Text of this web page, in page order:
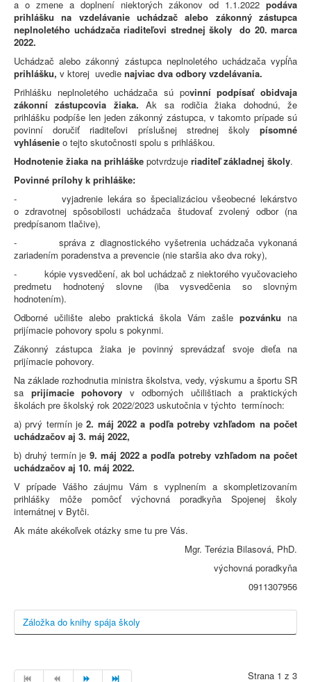
a o zmene a doplnení niektorých zákonov od 1.1.2022 podáva
prihlášku na vzdelávanie uchádzač alebo zákonný zástupca
neplnoletého uchádzača riaditeľovi strednej školy do 20. marca
2022.
Uchádzač alebo zákonný zástupca neplnoletého uchádzača vypĺňa
prihlášku, v ktorej uvedie najviac dva odbory vzdelávania.
Prihlášku neplnoletého uchádzača sú povinní podpísať obidvaja
zákonní zástupcovia žiaka.Ak sa rodičia žiaka dohodnú, že
prihlášku podpíše len jeden zákonný zástupca, v takomto prípade sú
povinní doručiť riaditeľovi príslušnej strednej školy písomné
vyhlásenie o tejto skutočnosti spolu s prihláškou.
Hodnotenie žiaka na prihláške potvrdzuje riaditeľ základnej školy.
Povinné prílohy k prihláške:
- vyjadrenie lekára so špecializáciou všeobecné lekárstvo
o zdravotnej spôsobilosti uchádzača študovať zvolený odbor (na
predpísanom tlačive),
- správa z diagnostického vyšetrenia uchádzača vykonaná
zariadením poradenstva a prevencie (nie staršia ako dva roky),
- kópie vysvedčení, ak bol uchádzač z niektorého vyučovacieho
predmetu hodnotený slovne (iba vysvedčenia so slovným
hodnotením).
Odborné učilište alebo praktická škola Vám zašle pozvánku na
prijímacie pohovory spolu s pokynmi.
Zákonný zástupca žiaka je povinný sprevádzať svoje dieťa na
prijímacie pohovory.
Na základe rozhodnutia ministra školstva, vedy, výskumu a športu SR
sa prijímacie pohovory v odborných učilištiach a praktických
školách pre školský rok 2022/2023 uskutočnia v týchto termínoch:
a) prvý termín je2. máj 2022 a podľa potreby vzhľadom na počet
uchádzačov aj 3. máj 2022,
b) druhý termín je 9. máj 2022 a podľa potreby vzhľadom na počet
uchádzačov aj 10. máj 2022.
V prípade Vášho záujmu Vám s vyplnením a skompletizovaním
prihlášky môže pomôcť výchovná poradkyňa Spojenej školy
internátnej v Bytči.
Ak máte akékoľvek otázky sme tu pre Vás.
Mgr. Terézia Bilasová, PhD.
výchovná poradkyňa
0911307956
Záložka do knihy spája školy
Strana 1 z 3